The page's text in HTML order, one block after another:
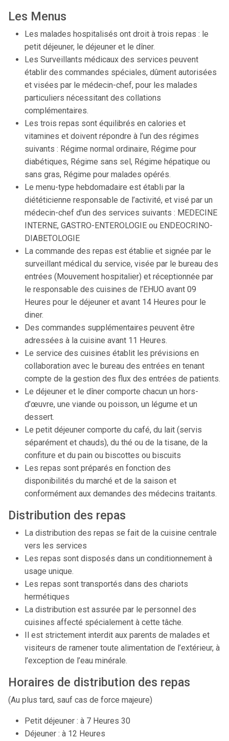
Les Menus
Les malades hospitalisés ont droit à trois repas : le
petit déjeuner, le déjeuner et le dîner.
Les Surveillants médicaux des services peuvent
établir des commandes spéciales, dûment autorisées
et visées par le médecin-chef, pour les malades
particuliers nécessitant des collations
complémentaires.
Les trois repas sont équilibrés en calories et
vitamines et doivent répondre à l’un des régimes
suivants : Régime normal ordinaire, Régime pour
diabétiques, Régime sans sel, Régime hépatique ou
sans gras, Régime pour malades opérés.
Le menu-type hebdomadaire est établi par la
diététicienne responsable de l’activité, et visé par un
médecin-chef d’un des services suivants : MEDECINE
INTERNE, GASTRO-ENTEROLOGIE ou ENDEOCRINO-
DIABETOLOGIE
La commande des repas est établie et signée par le
surveillant médical du service, visée par le bureau des
entrées (Mouvement hospitalier) et réceptionnée par
le responsable des cuisines de l’EHUO avant 09
Heures pour le déjeuner et avant 14 Heures pour le
diner.
Des commandes supplémentaires peuvent être
adressées à la cuisine avant 11 Heures.
Le service des cuisines établit les prévisions en
collaboration avec le bureau des entrées en tenant
compte de la gestion des flux des entrées de patients.
Le déjeuner et le dîner comporte chacun un hors-
d’œuvre, une viande ou poisson, un légume et un
dessert.
Le petit déjeuner comporte du café, du lait (servis
séparément et chauds), du thé ou de la tisane, de la
confiture et du pain ou biscottes ou biscuits
Les repas sont préparés en fonction des
disponibilités du marché et de la saison et
conformément aux demandes des médecins traitants.
Distribution des repas
La distribution des repas se fait de la cuisine centrale
vers les services
Les repas sont disposés dans un conditionnement à
usage unique.
Les repas sont transportés dans des chariots
hermétiques
La distribution est assurée par le personnel des
cuisines affecté spécialement à cette tâche.
Il est strictement interdit aux parents de malades et
visiteurs de ramener toute alimentation de l’extérieur, à
l’exception de l’eau minérale.
Horaires de distribution des repas
(Au plus tard, sauf cas de force majeure)
Petit déjeuner : à 7 Heures 30
Déjeuner : à 12 Heures